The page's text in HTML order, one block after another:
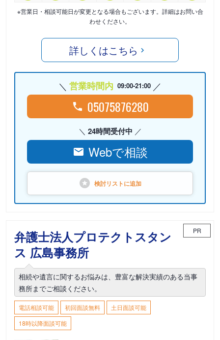
※営業日・相談可能日が変更となる場合もございます。詳細はお問い合
わせください。
詳しくはこちら
営業時間内 09:00-21:00
05075876280
24時間受付中
Webで相談
検討リストに追加
弁護士法人プロテクトスタン
ス 広島事務所
PR
相続や遺言に関するお悩みは、豊富な解決実績のある当事
務所までご相談ください。
電話相談可能 初回面談無料
土日面談可能
18時以降面談可能